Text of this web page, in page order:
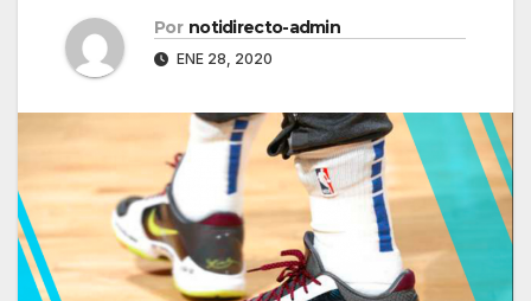
Por notidirecto-admin
ENE 28, 2020